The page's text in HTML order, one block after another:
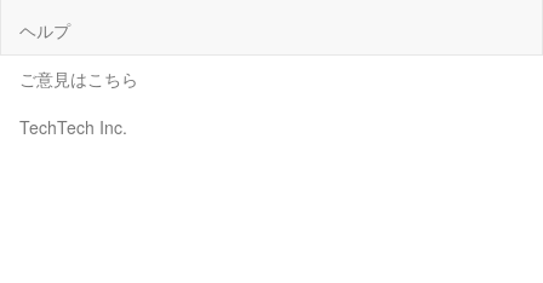
ヘルプ
ご意見はこちら
TechTech Inc.